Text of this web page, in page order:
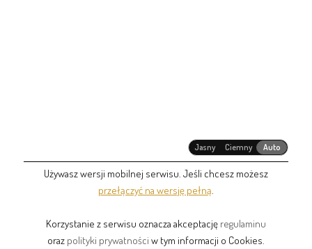
Jasny Ciemny Auto
Używasz wersji mobilnej serwisu. Jeśli chcesz możesz
przełączyć na wersję pełną
Korzystanie z serwisu oznacza akceptację regulaminu
oraz polityki prywatności w tym informacji o Cookies.